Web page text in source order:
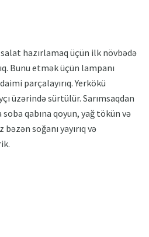
hazırlamaq üçün ilk növbədə
Bunu etmək üçün lampanı
parçalayırıq. Yerkökü
üzərində sürtülür. Sarımsaqdan
qabına qoyun, yağ tökün və
soğanı yayırıq və